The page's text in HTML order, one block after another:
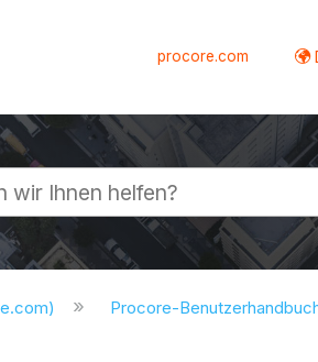
procore.com
Procore-